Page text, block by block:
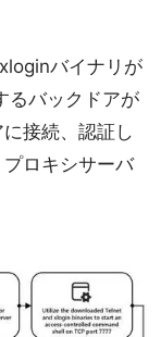
バイナリが
るバックドアが
接続、認証し
ロキシサーバ